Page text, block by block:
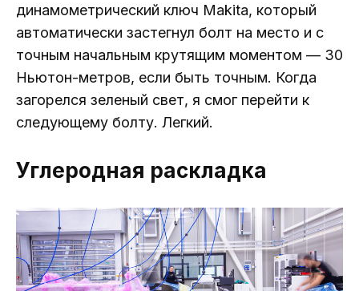
динамометрический ключ Makita, который
автоматически застегнул болт на место и с
точным начальным крутящим моментом — 30
Ньютон-метров, если быть точным. Когда
загорелся зеленый свет, я смог перейти к
следующему болту. Легкий.
Углеродная раскладка